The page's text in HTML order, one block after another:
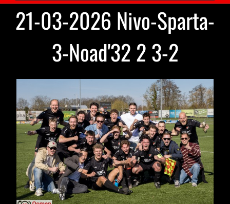
21-03-2026 Nivo-Sparta-
3-Noad'32 2 3-2